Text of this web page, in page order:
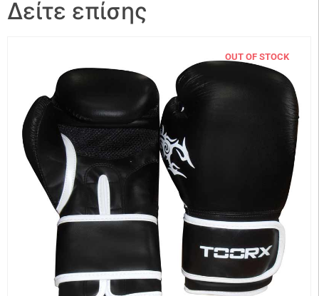
Δείτε επίσης
OUT OF STOCK